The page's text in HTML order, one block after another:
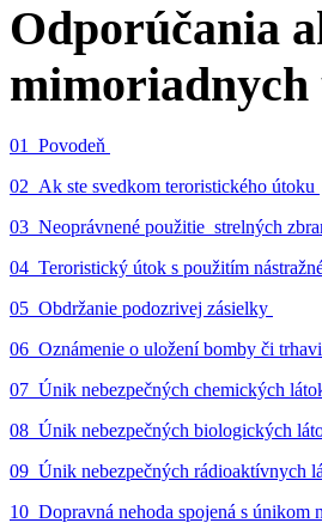
Odporúčania
mimoriadnych
01_Povodeň
02_Ak ste svedkom teroristického útoku
03_Neoprávnené použitie strelných
04_Teroristický útok s použitím
05_Obdržanie podozrivej zásielky
06_Oznámenie o uložení bomby či
07_Únik nebezpečných chemických
08_Únik nebezpečných biologických
09_Únik nebezpečných rádioaktívnych
10_Dopravná nehoda spojená s únikom